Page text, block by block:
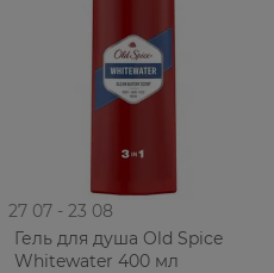
27 07 - 23 08
Гель для душа Old Spice
Whitewater 400 мл